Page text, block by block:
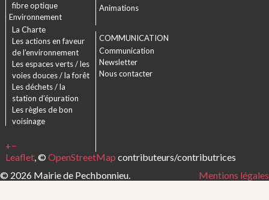
+−
Leaflet, © OpenStreetMap contributeurs/contributrices
fibre optique
Environnement
La Charte
Les actions en faveur
de l’environnement
Les espaces verts / les
voies douces / la forêt
Les déchets / la
station d’épuration
Les règles de bon
voisinage
Animations
COMMUNICATION
Communication
Newsletter
Nous contacter
© 2026 Mairie de Pechbonnieu. Mentions légales